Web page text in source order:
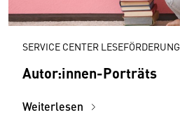
SERVICE CENTER LESEFÖRDERUNG
Autor:innen-Porträts
Weiterlesen